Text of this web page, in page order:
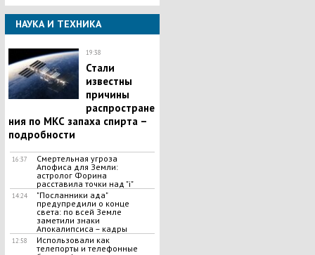
НАУКА И ТЕХНИКА
19:38
Стали
известны
причины
распростране
ния по МКС запаха спирта –
подробности
16:37
​Смертельная угроза
Апофиса для Земли:
астролог Форина
расставила точки над "i"
14:24
"Посланники ада"
предупредили о конце
света: по всей Земле
заметили знаки
Апокалипсиса – кадры
12:58
Использовали как
телепорты и телефонные